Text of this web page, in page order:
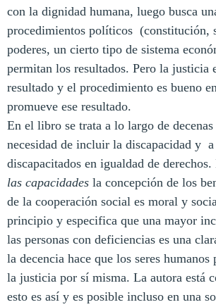
con la dignidad humana, luego busca
procedimientos políticos (constitución,
poderes, un cierto tipo de sistema
permitan los resultados. Pero la justicia
resultado y el procedimiento es bueno
promueve ese resultado.
En el libro se trata a lo largo de decenas
necesidad de incluir la discapacidad y
discapacitados en igualdad de derechos.
las capacidades la concepción de los
de la cooperación social es moral y
principio y especifica que una mayor
las personas con deficiencias es una
la decencia hace que los seres humanos
la justicia por sí misma. La autora está
esto es así y es posible incluso en una